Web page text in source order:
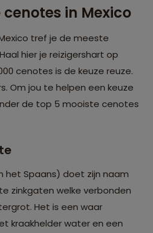
in Mexico
tref je de meeste
hier je reizigershart op
cenotes is de keuze reuze.
Om jou te helpen een keuze
de top 5 mooiste cenotes
het Spaans) doet zijn naam
zinkgaten welke verbonden
Het is een waar
kraakhelder water en een